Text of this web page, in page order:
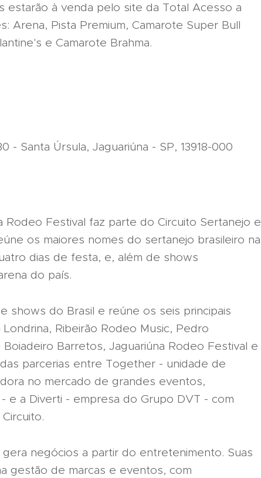
estarão à venda pelo site da Total Acesso a
Arena, Pista Premium, Camarote Super Bull
e Camarote Brahma.
- Santa Úrsula, Jaguariúna - SP, 13918-000
Rodeo Festival faz parte do Circuito Sertanejo e
os maiores nomes do sertanejo brasileiro na
dias de festa, e, além de shows
do país.
shows do Brasil e reúne os seis principais
Ribeirão Rodeo Music, Pedro
Barretos, Jaguariúna Rodeo Festival e
parcerias entre Together - unidade de
no mercado de grandes eventos,
a Diverti - empresa do Grupo DVT - com
negócios a partir do entretenimento. Suas
gestão de marcas e eventos, com